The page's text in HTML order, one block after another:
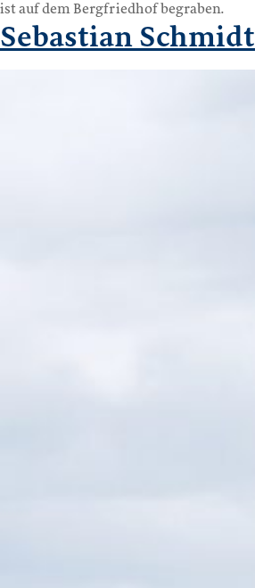
ist auf dem Bergfriedhof begraben.
Sebastian Schmidt